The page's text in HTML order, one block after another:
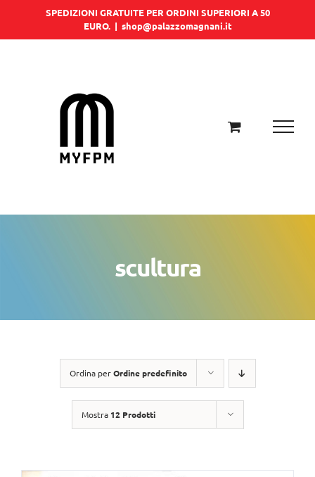
SPEDIZIONI GRATUITE PER ORDINI SUPERIORI A 50
EURO. | shop@palazzomagnani.it
scultura
Ordina perOrdine predefinito
Mostra 12 Prodotti